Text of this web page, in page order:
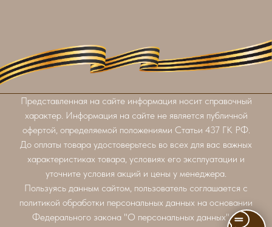
Представленная на сайте информация носит справочный
характер. Информация на сайте не является публичной
офертой, определяемой положениями Статьи 437 ГК РФ.
До оплаты товара удостоверьтесь во всех для вас важных
характеристиках товара, условиях его эксплуатации и
уточните условия акций и цены у менеджера.
Пользуясь данным сайтом, пользователь соглашается с
политикой обработки персональных данных на основании
Федерального закона "О персональных данных" от